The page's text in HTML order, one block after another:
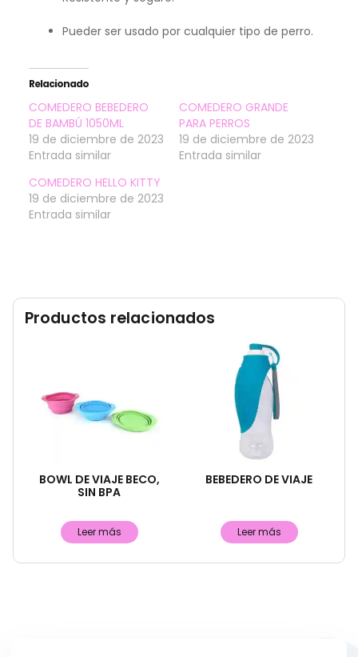
Productos relacionados
BOWL DE VIAJE BECO,
SIN BPA
Leer más
BEBEDERO DE VIAJE
Leer más
Pueder ser usado por cualquier tipo de perro.
Relacionado
COMEDERO BEBEDERO
DE BAMBÚ 1050ML
19 de diciembre de 2023
Entrada similar
COMEDERO GRANDE
PARA PERROS
19 de diciembre de 2023
Entrada similar
COMEDERO HELLO KITTY
19 de diciembre de 2023
Entrada similar